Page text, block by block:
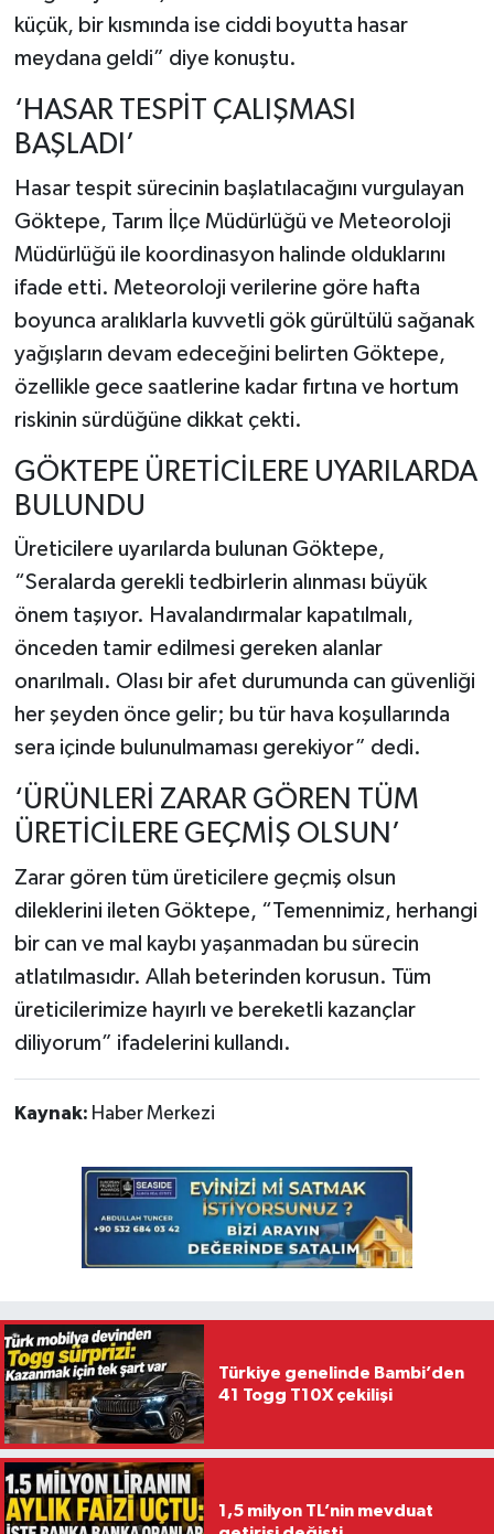
küçük, bir kısmında ise ciddi boyutta hasar
meydana geldi” diye konuştu.
‘HASAR TESPİT ÇALIŞMASI
BAŞLADI’
Hasar tespit sürecinin başlatılacağını vurgulayan
Göktepe, Tarım İlçe Müdürlüğü ve Meteoroloji
Müdürlüğü ile koordinasyon halinde olduklarını
ifade etti. Meteoroloji verilerine göre hafta
boyunca aralıklarla kuvvetli gök gürültülü sağanak
yağışların devam edeceğini belirten Göktepe,
özellikle gece saatlerine kadar fırtına ve hortum
riskinin sürdüğüne dikkat çekti.
GÖKTEPE ÜRETİCİLERE UYARILARDA
BULUNDU
Üreticilere uyarılarda bulunan Göktepe,
“Seralarda gerekli tedbirlerin alınması büyük
önem taşıyor. Havalandırmalar kapatılmalı,
önceden tamir edilmesi gereken alanlar
onarılmalı. Olası bir afet durumunda can güvenliği
her şeyden önce gelir; bu tür hava koşullarında
sera içinde bulunulmaması gerekiyor” dedi.
‘ÜRÜNLERİ ZARAR GÖREN TÜM
ÜRETİCİLERE GEÇMİŞ OLSUN’
Zarar gören tüm üreticilere geçmiş olsun
dileklerini ileten Göktepe, “Temennimiz, herhangi
bir can ve mal kaybı yaşanmadan bu sürecin
atlatılmasıdır. Allah beterinden korusun. Tüm
üreticilerimize hayırlı ve bereketli kazançlar
diliyorum” ifadelerini kullandı.
Kaynak: Haber Merkezi
Türkiye genelinde Bambi’den
41 Togg T10X çekilişi
1,5 milyon TL’nin mevduat